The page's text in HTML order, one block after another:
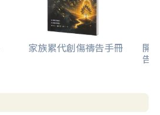
家族累代創傷禱告手冊 開
告(